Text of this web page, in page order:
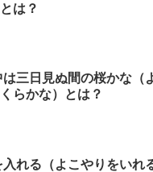
は？
は三日見ぬ間の桜かな（
らかな）とは？
れる（よこやりをいれ